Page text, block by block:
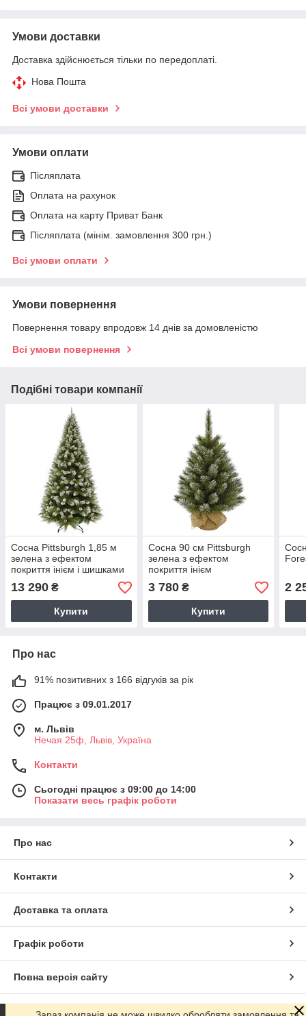
Умови доставки
Доставка здійснюється тільки по передоплаті.
Нова Пошта
Всі умови доставки
Умови оплати
Післяплата
Оплата на рахунок
Оплата на карту Приват Банк
Післяплата (мінім. замовлення 300 грн.)
Всі умови оплати
Умови повернення
Повернення товару впродовж 14 днів за домовленістю
Всі умови повернення
Подібні товари компанії
Сосна Pittsburgh 1,85 м
зелена з ефектом
покриття інієм і шишками
13 290 ₴
Купити
Сосна 90 см Pittsburgh
зелена з ефектом
покриття інієм
3 780₴
Купити
2
Про нас
91% позитивних з 166 відгуків за рік
Працює з 09.01.2017
м. Львів
Нечая 25ф, Львів, Україна
Контакти
Сьогодні працює з 09:00 до 14:00
Показати весь графік роботи
Про нас
Контакти
Доставка та оплата
Графік роботи
Повна версія сайту
Сайт створено на маркетплейсіProm.ua